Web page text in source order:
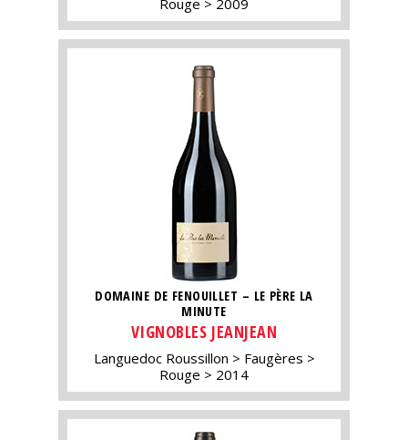
DOMAINE DE FENOUILLET – LE PÈRE LA
MINUTE
VIGNOBLES JEANJEAN
Languedoc Roussillon
Faugères
Rouge
2014